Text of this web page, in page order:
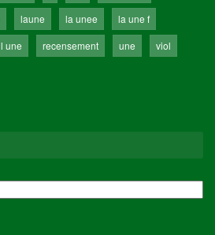
laune la unee
la une f
l une recensement une
viol